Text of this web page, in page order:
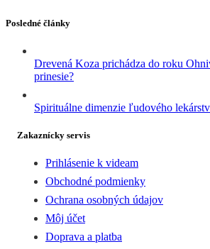
Posledné články
Drevená Koza prichádza do roku
prinesie?
Spirituálne dimenzie ľudového
Zakaznícky servis
Prihlásenie k videam
Obchodné podmienky
Ochrana osobných údajov
Môj účet
Doprava a platba